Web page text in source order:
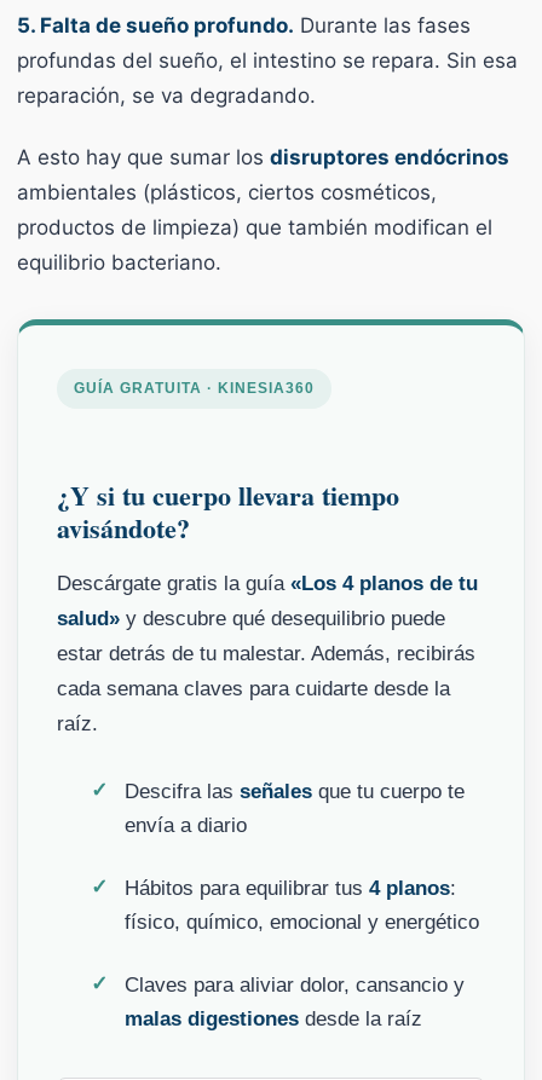
5. Falta de sueño profundo. Durante las fases
profundas del sueño, el intestino se repara. Sin esa
reparación, se va degradando.
A esto hay que sumar los disruptores endócrinos
ambientales (plásticos, ciertos cosméticos,
productos de limpieza) que también modifican el
equilibrio bacteriano.
GUÍA GRATUITA · KINESIA360
¿Y si tu cuerpo llevara tiempo
avisándote?
Descárgate gratis la guía «Los 4 planos de tu
salud» y descubre qué desequilibrio puede
estar detrás de tu malestar. Además, recibirás
cada semana claves para cuidarte desde la
raíz.
✓ Descifra las señales que tu cuerpo te
envía a diario
✓ Hábitos para equilibrar tus 4 planos:
físico, químico, emocional y energético
✓
Claves para aliviar dolor, cansancio y
malas digestiones desde la raíz